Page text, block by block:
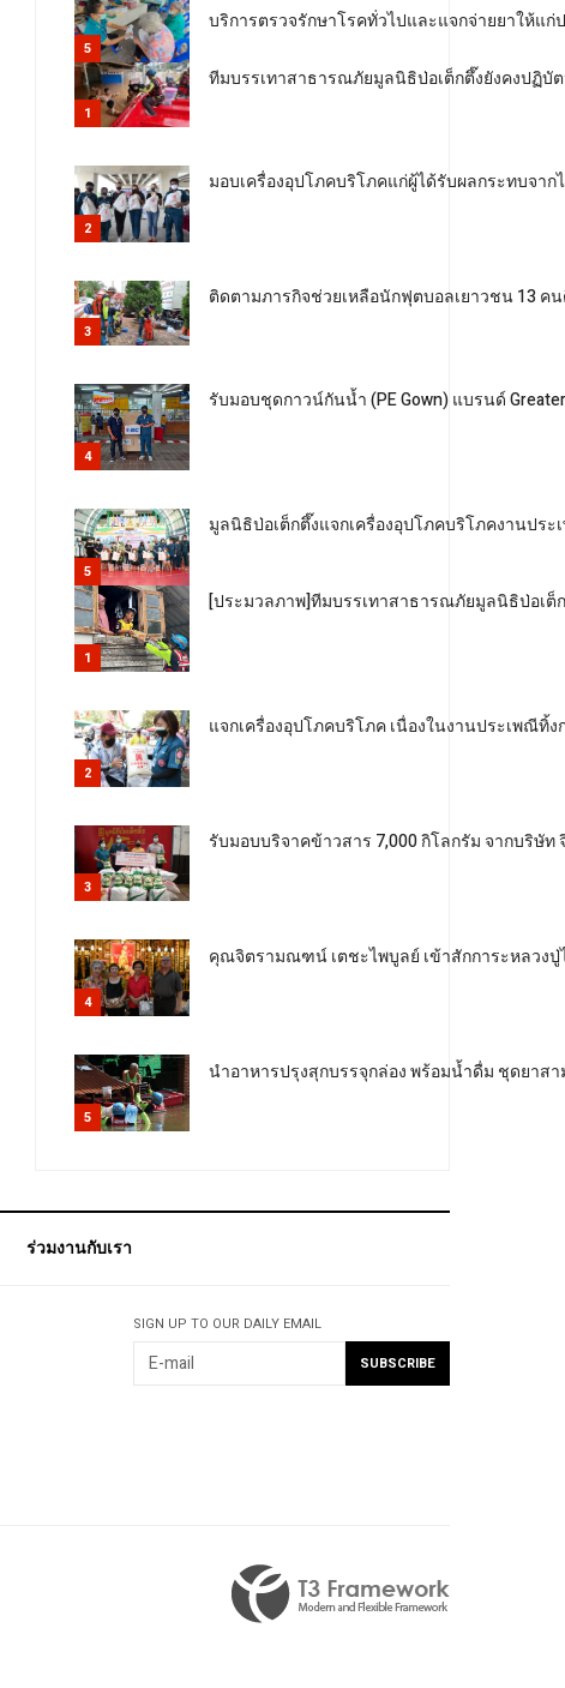
5
บริการตรวจรักษาโรคทั่วไปและแจกจ่ายยาให้แ
1
ทีมบรรเทาสาธารณภัยมูลนิธิป่อเต็กตึ๊งยังคงปฏิ
2
มอบเครื่องอุปโภคบริโภคแก่ผู้ได้รับผลกระทบจาก
3
ติดตามภารกิจช่วยเหลือนักฟุตบอลเยาวชน 13 ค
4
รับมอบชุดกาวน์กันน้ำ (PE Gown) แบรนด์
5
มูลนิธิป่อเต็กตึ๊งแจกเครื่องอุปโภคบริโภคงานปร
1
[ประมวลภาพ]ทีมบรรเทาสาธารณภัยมูลนิธิป่อเ
2
แจกเครื่องอุปโภคบริโภค เนื่องในงานประเพณีทิ้
3
รับมอบบริจาคข้าวสาร 7,000 กิโลกรัม จากบริษั
4
คุณจิตรามณฑน์ เตชะไพบูลย์ เข้าสักการะหลวงปู่
5
นำอาหารปรุงสุกบรรจุกล่อง พร้อมน้ำดื่ม ชุดยาส
ร่วมงานกับเรา
SIGN UP TO OUR DAILY EMAIL